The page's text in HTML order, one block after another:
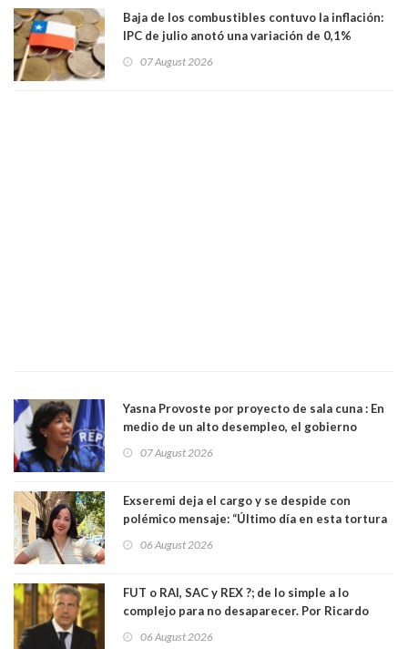
Baja de los combustibles contuvo la inflación:
IPC de julio anotó una variación de 0,1%
07 August 2026
Yasna Provoste por proyecto de sala cuna : En
medio de un alto desempleo, el gobierno
07 August 2026
Exseremi deja el cargo y se despide con
polémico mensaje: “Último día en esta tortura
06 August 2026
FUT o RAI, SAC y REX ?; de lo simple a lo
complejo para no desaparecer. Por Ricardo
06 August 2026